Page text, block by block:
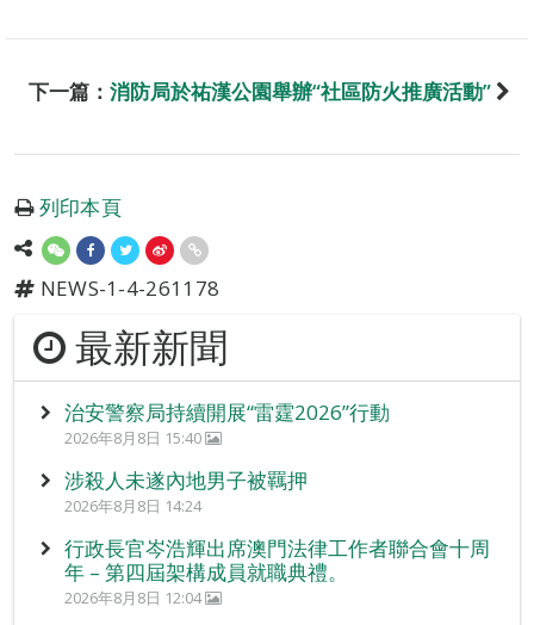
下一篇： 消防局於祐漢公園舉辦“社區防火推廣活動”
列印本頁
NEWS-1-4-261178
最新新聞
治安警察局持續開展“雷霆2026”行動
2026年8月8日 15:40
涉殺人未遂內地男子被羈押
2026年8月8日 14:24
行政長官岑浩輝出席澳門法律工作者聯合會十周
年 – 第四屆架構成員就職典禮。
2026年8月8日 12:04